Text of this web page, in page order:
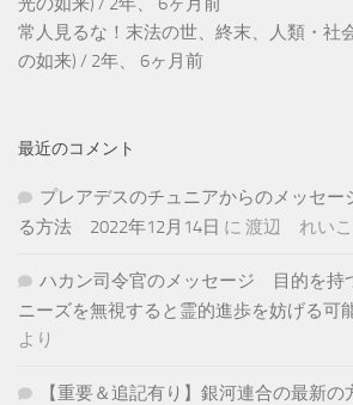
常人見るな！末法の世、終末、人類・社
の如来) / 2年、 6ヶ月前
最近のコメント
プレアデスのチュニアからのメッセ
る方法 2022年12月14日 に 渡辺 れいこ
ハカン司令官のメッセージ 目的を
ニーズを無視すると霊的進歩を妨げる可
より
【重要＆追記有り】銀河連合の最新